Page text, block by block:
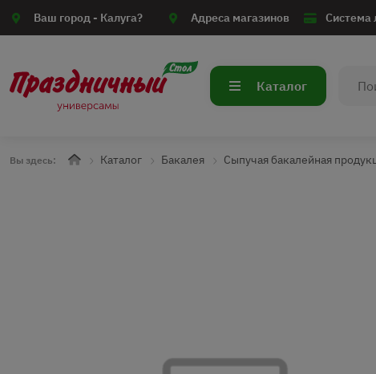
Ваш город - Калуга? Адреса магазинов Система
Каталог
Вы здесь: Каталог Бакалея Сыпучая бакалейная